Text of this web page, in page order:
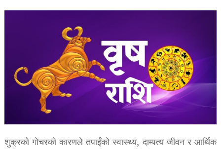
शुक्रको गोचरको कारणले तपाईंको स्वास्थ्य, दाम्पत्य जीवन र आर्थिक